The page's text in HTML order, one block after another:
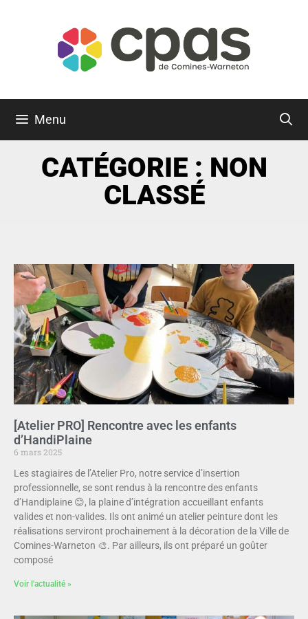
Menu
CATÉGORIE : NON
CLASSÉ
[Atelier PRO] Rencontre avec les enfants
d’HandiPlaine
6 mars 2025
Les stagiaires de l’Atelier Pro, notre service d’insertion
professionnelle, se sont rendus à la rencontre des enfants
d’Handiplaine 😊, la plaine d’intégration accueillant enfants
valides et non-valides. Ils ont animé un atelier peinture dont les
réalisations serviront prochainement à la décoration de la Ville de
Comines-Warneton 🎨. Par ailleurs, ils ont préparé un goûter
composé
Voir l'actualité »